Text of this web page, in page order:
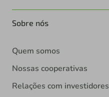
Sobre nós
Quem somos
Nossas cooperativas
Relações com investidores